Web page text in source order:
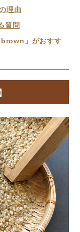
理由
質問
」がおすす